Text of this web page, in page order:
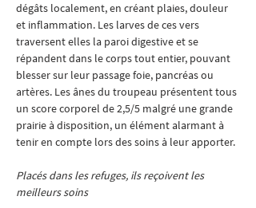
dégâts localement, en créant plaies, douleur
et inflammation. Les larves de ces vers
traversent elles la paroi digestive et se
répandent dans le corps tout entier, pouvant
blesser sur leur passage foie, pancréas ou
artères. Les ânes du troupeau présentent tous
un score corporel de 2,5/5 malgré une grande
prairie à disposition, un élément alarmant à
tenir en compte lors des soins à leur apporter.
Placés dans les refuges, ils reçoivent les
meilleurs soins